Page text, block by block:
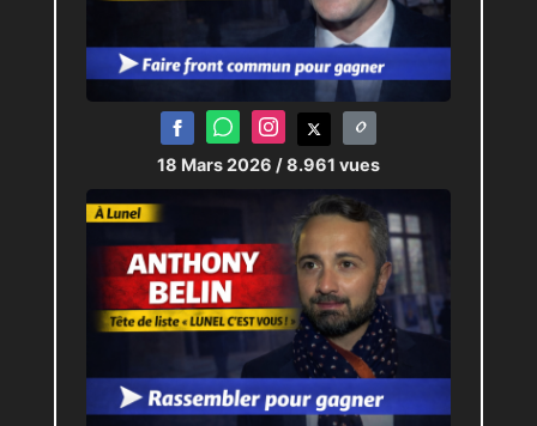
18 Mars 2026 / 8.961 vues